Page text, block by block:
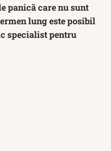
panică care nu sunt
lung este posibil
specialist pentru